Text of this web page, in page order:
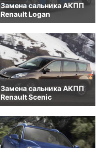
Замена сальника АКПП
Renault Logan
Замена сальника АКПП
Renault Scenic